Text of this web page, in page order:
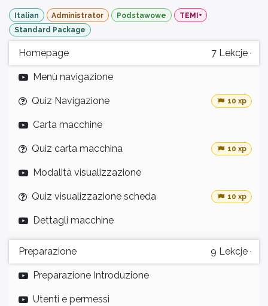
Italian Administrator Podstawowe
TEMI+
Standard Package
Homepage 7 Lekcje ·
Menù navigazione
Quiz Navigazione 10 xp
Carta macchine
Quiz carta macchina 10 xp
Modalità visualizzazione
Quiz visualizzazione scheda 10 xp
Dettagli macchine
Preparazione 9 Lekcje ·
Preparazione Introduzione
Utenti e permessi